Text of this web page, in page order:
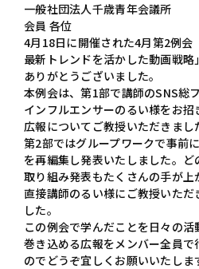
一般社団法人千歳青年会議所
会員 各位
4月18日に開催された4月第2例会
最新トレンドを活かした動画戦
ありがとうございました。
本例会は、第1部で講師のSNS総
インフルエンサーのるい様をお
広報についてご教授いただきまし
第2部ではグループワークで事前
を再編集し発表いたしました。
取り組み発表もたくさんの手が
直接講師のるい様にご教授いた
した。
この例会で学んだことを日々の
巻き込める広報をメンバー全員
のでどうぞ宜しくお願いいたしま